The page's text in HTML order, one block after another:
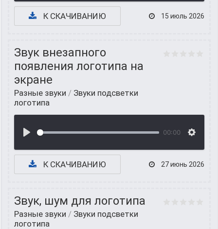
К СКАЧИВАНИЮ 15 июль 2026
Звук внезапного
появления логотипа на
экране
Разные звуки / Звуки подсветки
логотипа
00:00
К СКАЧИВАНИЮ 27 июнь 2026
Звук, шум для логотипа
Разные звуки / Звуки подсветки
логотипа